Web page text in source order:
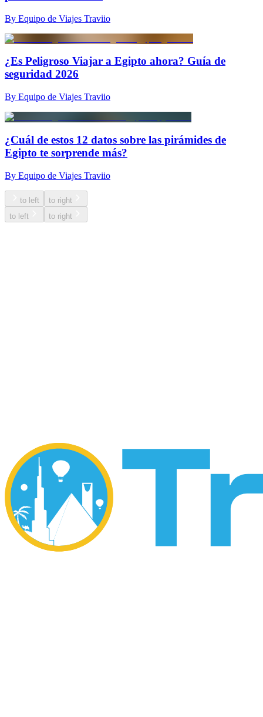
By Equipo de Viajes Traviio
¿Es Peligroso Viajar a Egipto ahora? Guía de
seguridad 2026
By Equipo de Viajes Traviio
¿Cuál de estos 12 datos sobre las pirámides de
Egipto te sorprende más?
By Equipo de Viajes Traviio
to left
to right
to left
to right